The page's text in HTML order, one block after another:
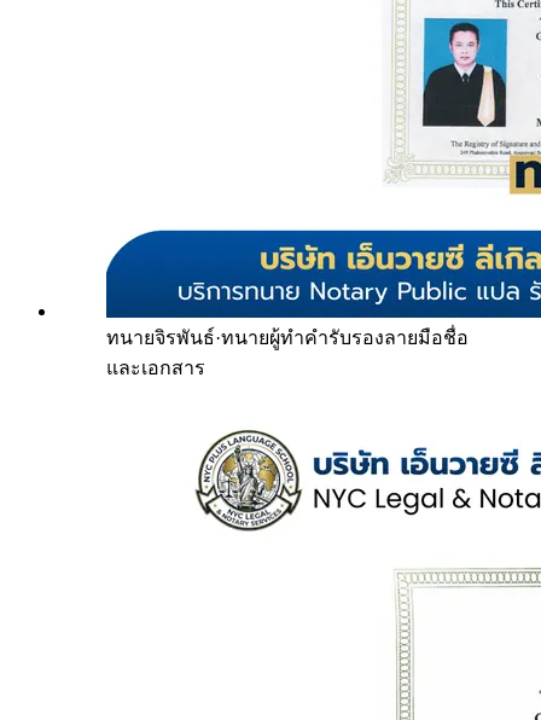
ทนายจิรพันธ์·ทนายผู้ทำคำรับรองลายมือชื่อ
และเอกสาร